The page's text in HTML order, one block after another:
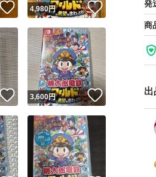
発
梱
発
商
出
いいね！
4,980円
いいね！
3,600円 いいね！